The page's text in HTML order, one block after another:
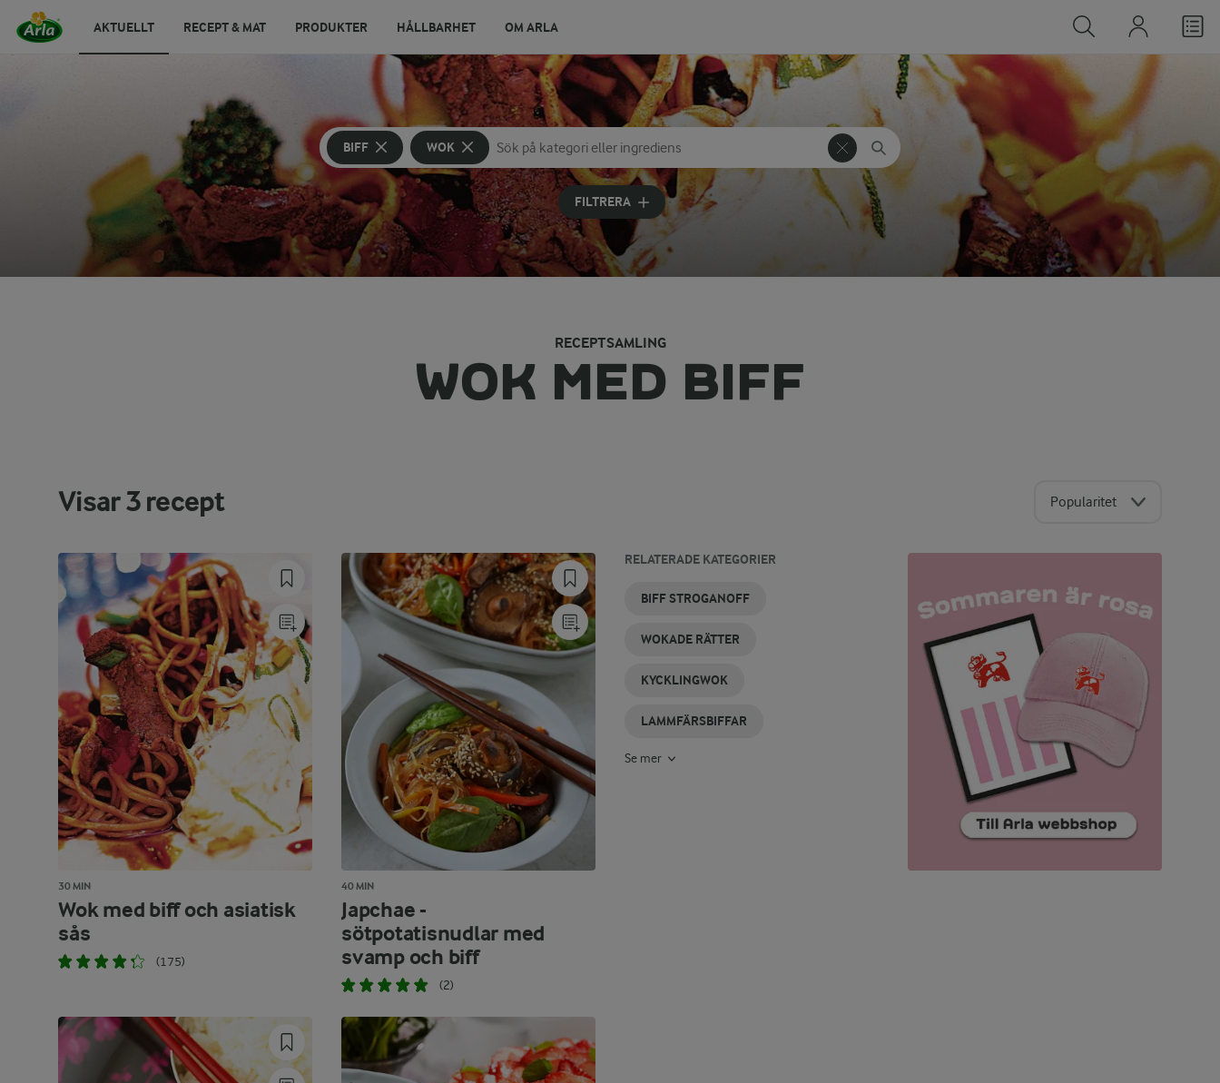
AKTUELLT RECEPT & MAT PRODUKTER HÅLLBARHET OM ARLA
BIFF WOK
Sök på kategori eller ingrediens
Skriv in sökord för att få förslag
FILTRERA
RECEPTSAMLING
WOK MED BIFF
Visar3recept Popularitet
30 MIN
Wok med biff och asiatisk
sås
(175)
40 MIN
Japchae -
sötpotatisnudlar med
svamp och biff
(2)
RELATERADE KATEGORIER
BIFF STROGANOFF
WOKADE RÄTTER
KYCKLINGWOK
LAMMFÄRSBIFFAR
BIFF
THAIWOK
GRÖNSAKSBIFFAR
BIFFTOMAT
VEGETARISKA
BIFFAR
BIFF
MED
LÖK
Se mer